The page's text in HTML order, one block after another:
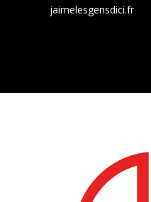
jaimelesgensdici.fr